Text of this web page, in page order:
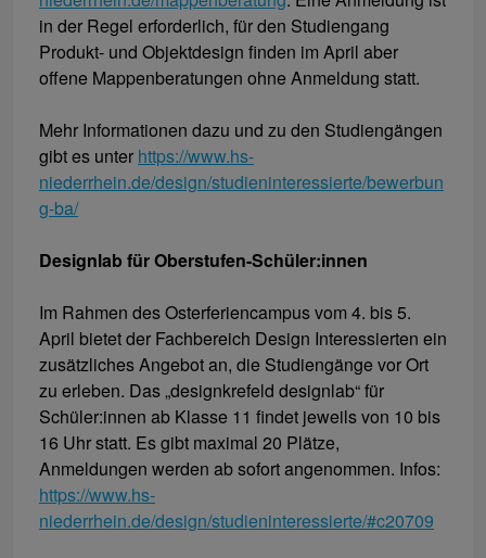
in der Regel erforderlich, für den Studiengang
Produkt- und Objektdesign finden im April aber
offene Mappenberatungen ohne Anmeldung statt.
Mehr Informationen dazu und zu den Studiengängen
gibt es unter https://www.hs-
niederrhein.de/design/studieninteressierte/bewerbun
g-ba/
Designlab für Oberstufen-Schüler:innen
Im Rahmen des Osterferiencampus vom 4. bis 5.
April bietet der Fachbereich Design Interessierten ein
zusätzliches Angebot an, die Studiengänge vor Ort
zu erleben. Das „designkrefeld designlab“ für
Schüler:innen ab Klasse 11 findet jeweils von 10 bis
16 Uhr statt. Es gibt maximal 20 Plätze,
Anmeldungen werden ab sofort angenommen. Infos:
https://www.hs-
niederrhein.de/design/studieninteressierte/#c20709